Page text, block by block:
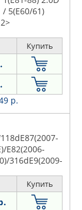
/ 5(E60/61)
Купить
р.
E82(2006-
316dE9(2009-
Купить